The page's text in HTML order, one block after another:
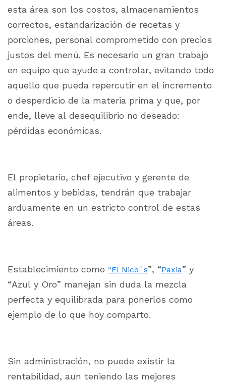
esta área son los costos, almacenamientos
correctos, estandarización de recetas y
porciones, personal comprometido con precios
justos del menú. Es necesario un gran trabajo
en equipo que ayude a controlar, evitando todo
aquello que pueda repercutir en el incremento
o desperdicio de la materia prima y que, por
ende, lleve al desequilibrio no deseado:
pérdidas económicas.
El propietario, chef ejecutivo y gerente de
alimentos y bebidas, tendrán que trabajar
arduamente en un estricto control de estas
áreas.
Establecimiento como “El Nico´s”, “Paxia” y
“Azul y Oro” manejan sin duda la mezcla
perfecta y equilibrada para ponerlos como
ejemplo de lo que hoy comparto.
Sin administración, no puede existir la
rentabilidad, aun teniendo las mejores